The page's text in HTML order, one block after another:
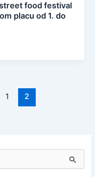
food festival
placu od 1. do
1 2